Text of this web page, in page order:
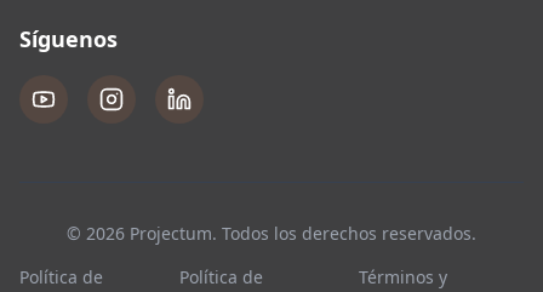
Síguenos
© 2026 Projectum. Todos los derechos reservados.
Política de
Política de
Términos y